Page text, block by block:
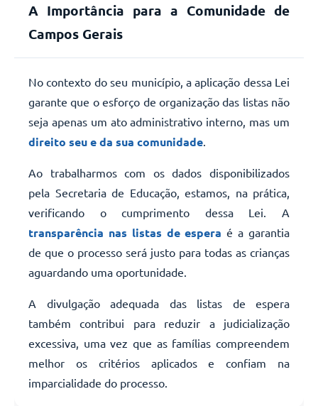
A Importância para a Comunidade de
Campos Gerais
No contexto do seu município, a aplicação dessa Lei
garante que o esforço de organização das listas não
seja apenas um ato administrativo interno, mas um
direito seu e da sua comunidade.
Ao trabalharmos com os dados disponibilizados
pela Secretaria de Educação, estamos, na prática,
verificando o cumprimento dessa Lei. A
transparência nas listas de espera é a garantia
de que o processo será justo para todas as crianças
aguardando uma oportunidade.
A divulgação adequada das listas de espera
também contribui para reduzir a judicialização
excessiva, uma vez que as famílias compreendem
melhor os critérios aplicados e confiam na
imparcialidade do processo.